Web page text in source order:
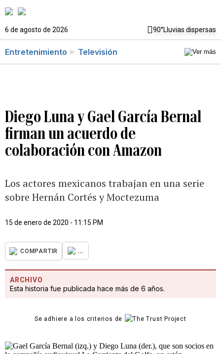
6 de agosto de 2026 90°Lluvias dispersas
Entretenimiento Televisión
Diego Luna y Gael García Bernal
firman un acuerdo de
colaboración con Amazon
Los actores mexicanos trabajan en una serie
sobre Hernán Cortés y Moctezuma
15 de enero de 2020 - 11:15 PM
COMPARTIR ...
ARCHIVO
Esta historia fue publicada hace más de 6 años.
Se adhiere a los criterios de